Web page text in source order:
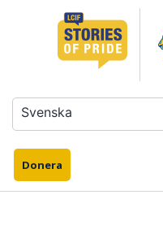
Svenska
Donera